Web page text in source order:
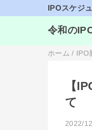
IPOスケジ
令和の
ホーム / IPO
【
て
2022/